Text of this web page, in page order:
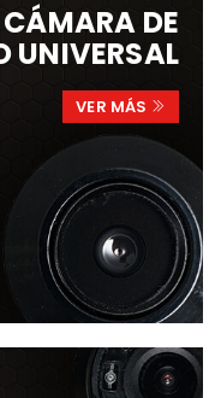
CÁMARA DE
UNIVERSAL
VER MÁS